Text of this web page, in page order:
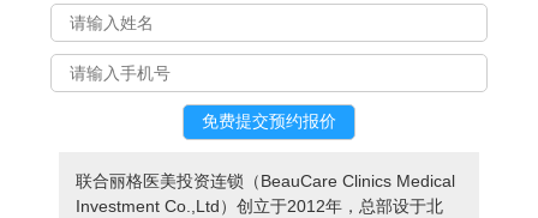
联合丽格医美投资连锁（BeauCare Clinics Medical
Investment Co.,Ltd）创立于2012年，总部设于北